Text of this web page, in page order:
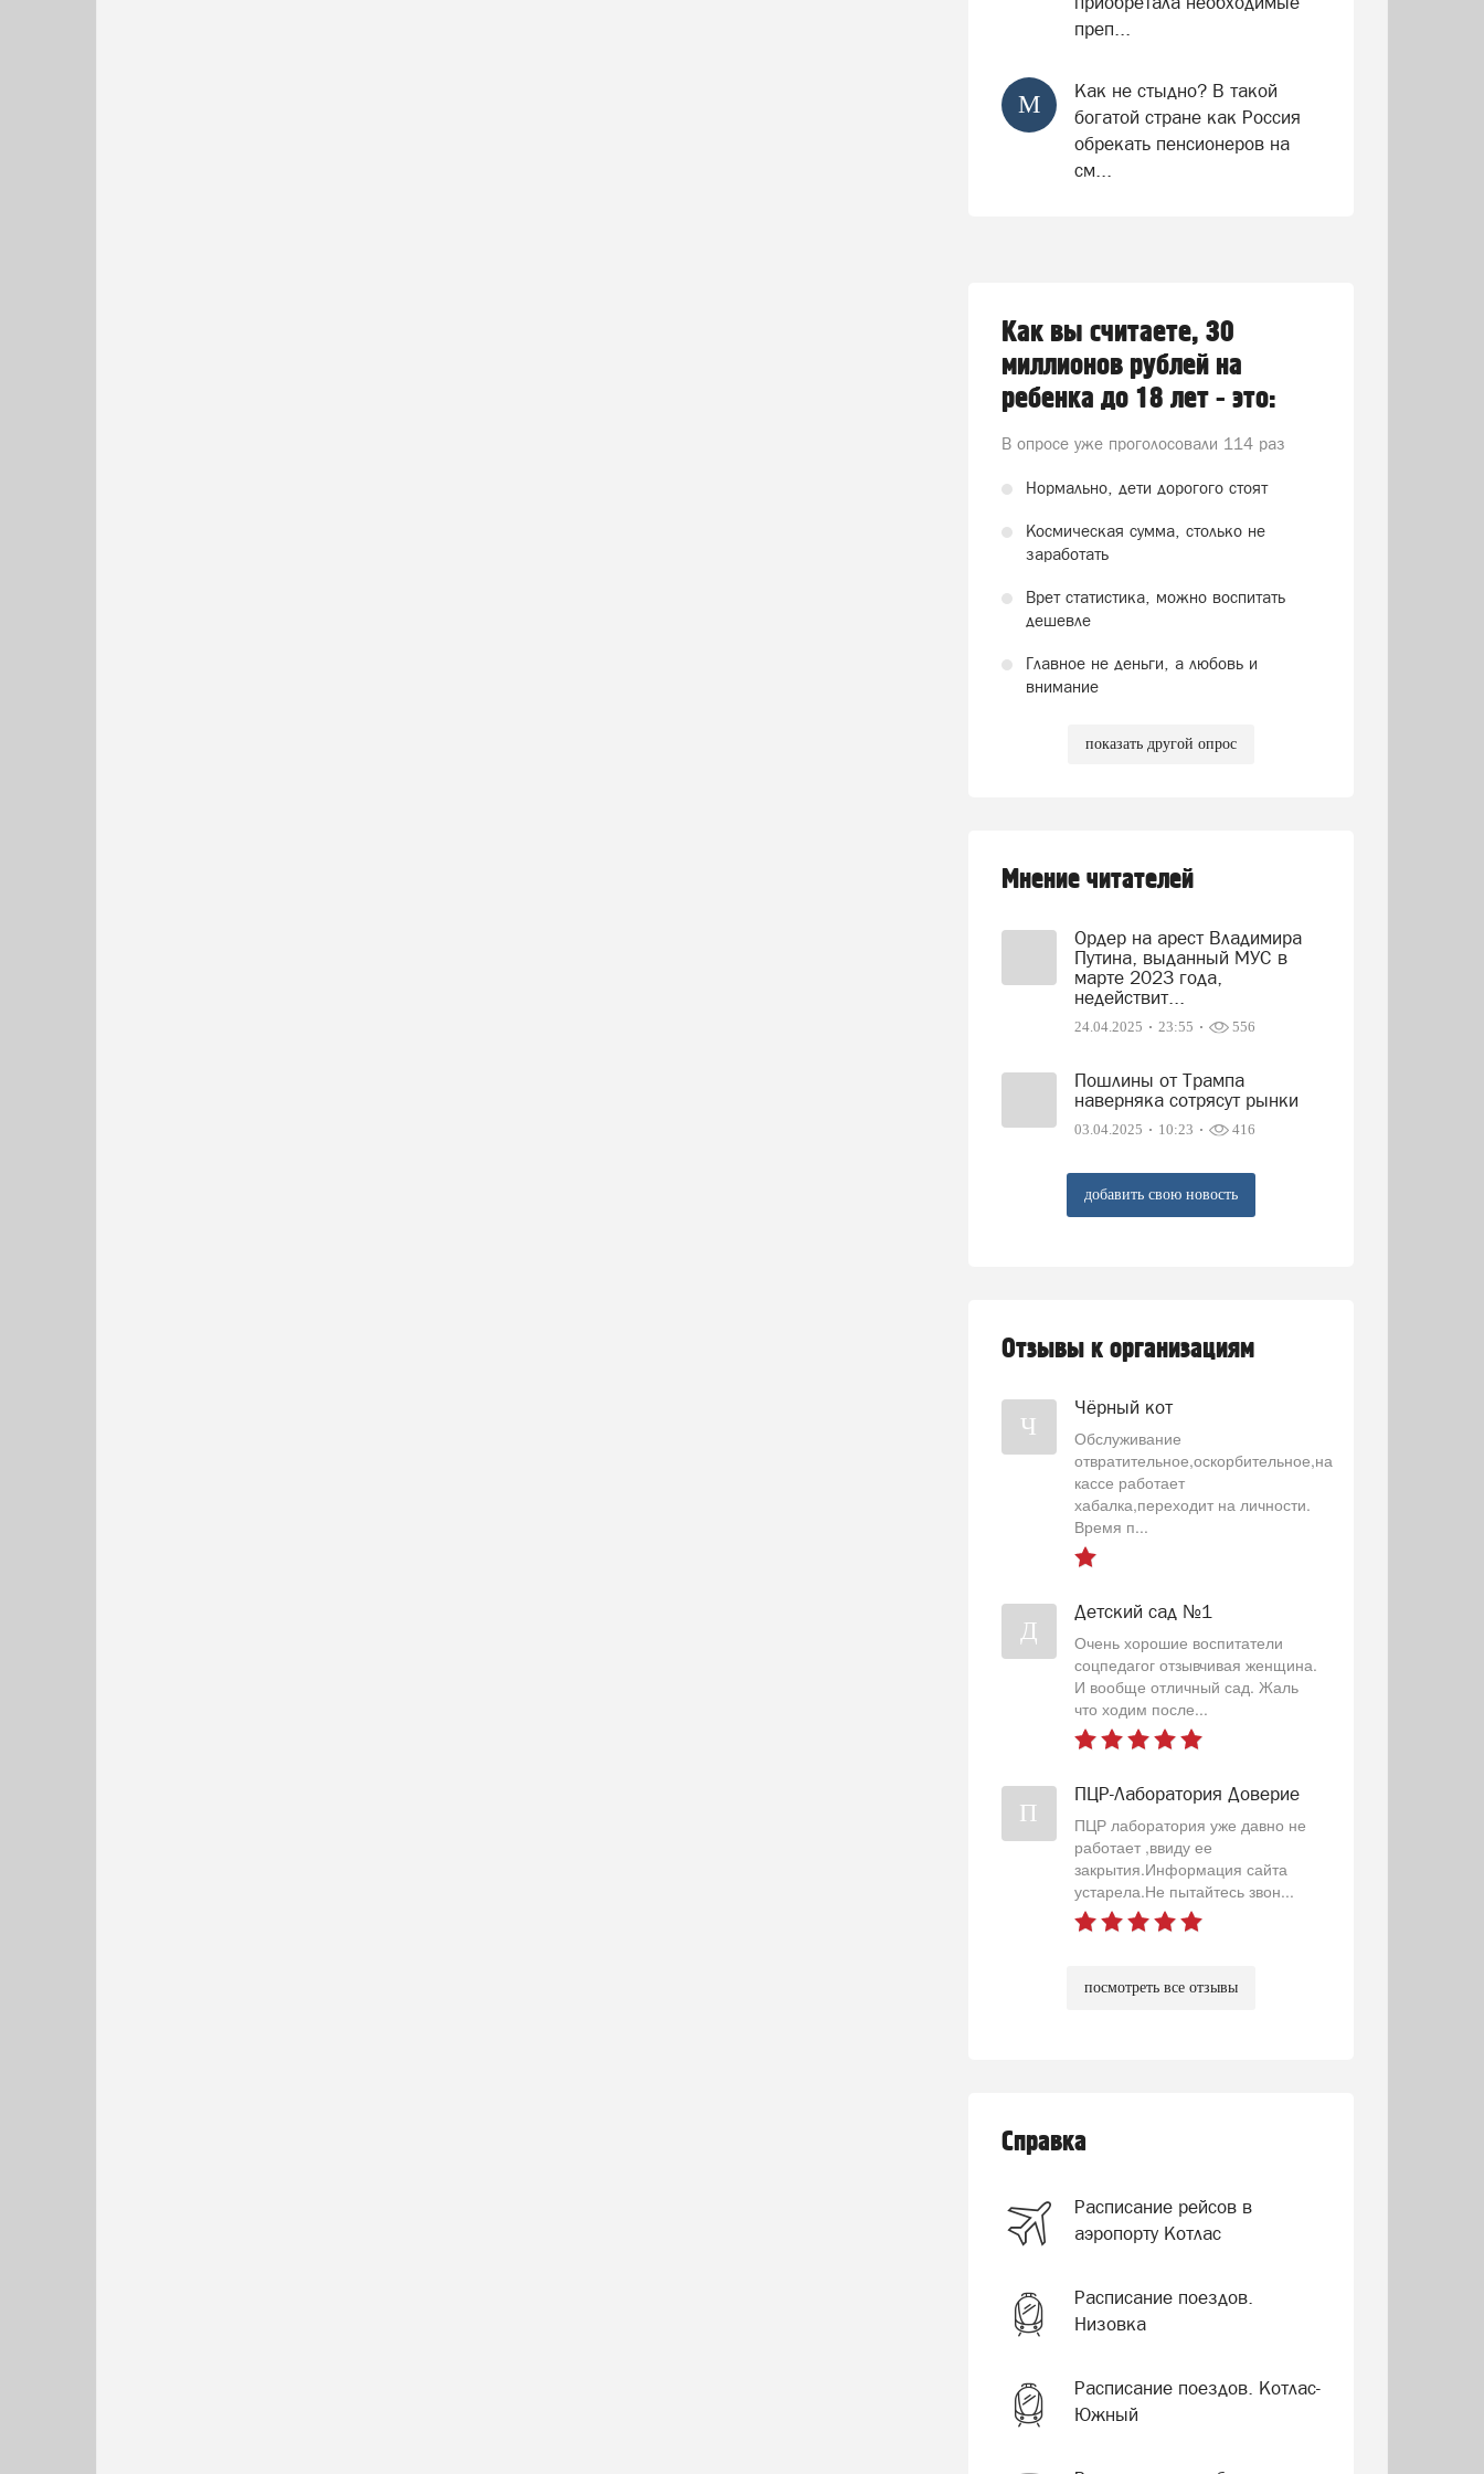
преп...
М
Как не стыдно? В такой
богатой стране как Россия
обрекать пенсионеров на
см...
Как вы считаете, 30
миллионов рублей на
ребенка до 18 лет - это:
В опросе уже проголосовали 114 раз
Нормально, дети дорогого стоят
Космическая сумма, столько не
заработать
Врет статистика, можно воспитать
дешевле
Главное не деньги, а любовь и
внимание
показать другой опрос
Мнение читателей
Ордер на арест Владимира
Путина, выданный МУС в
марте 2023 года,
недействит...
24.04.2025 23:55 556
Пошлины от Трампа
наверняка сотрясут рынки
03.04.2025 10:23 416
добавить свою новость
Отзывы к организациям
Ч
Чёрный кот
Обслуживание
отвратительное,оскорбительное,на
кассе работает
хабалка,переходит на личности.
Время п...
Д
Детский сад №1
Очень хорошие воспитатели
соцпедагог отзывчивая женщина.
И вообще отличный сад. Жаль
что ходим после...
П
ПЦР-Лаборатория Доверие
ПЦР лаборатория уже давно не
работает ,ввиду ее
закрытия.Информация сайта
устарела.Не пытайтесь звон...
посмотреть все отзывы
Справка
Расписание рейсов в
аэропорту Котлас
Расписание поездов.
Низовка
Расписание поездов. Котлас-
Южный